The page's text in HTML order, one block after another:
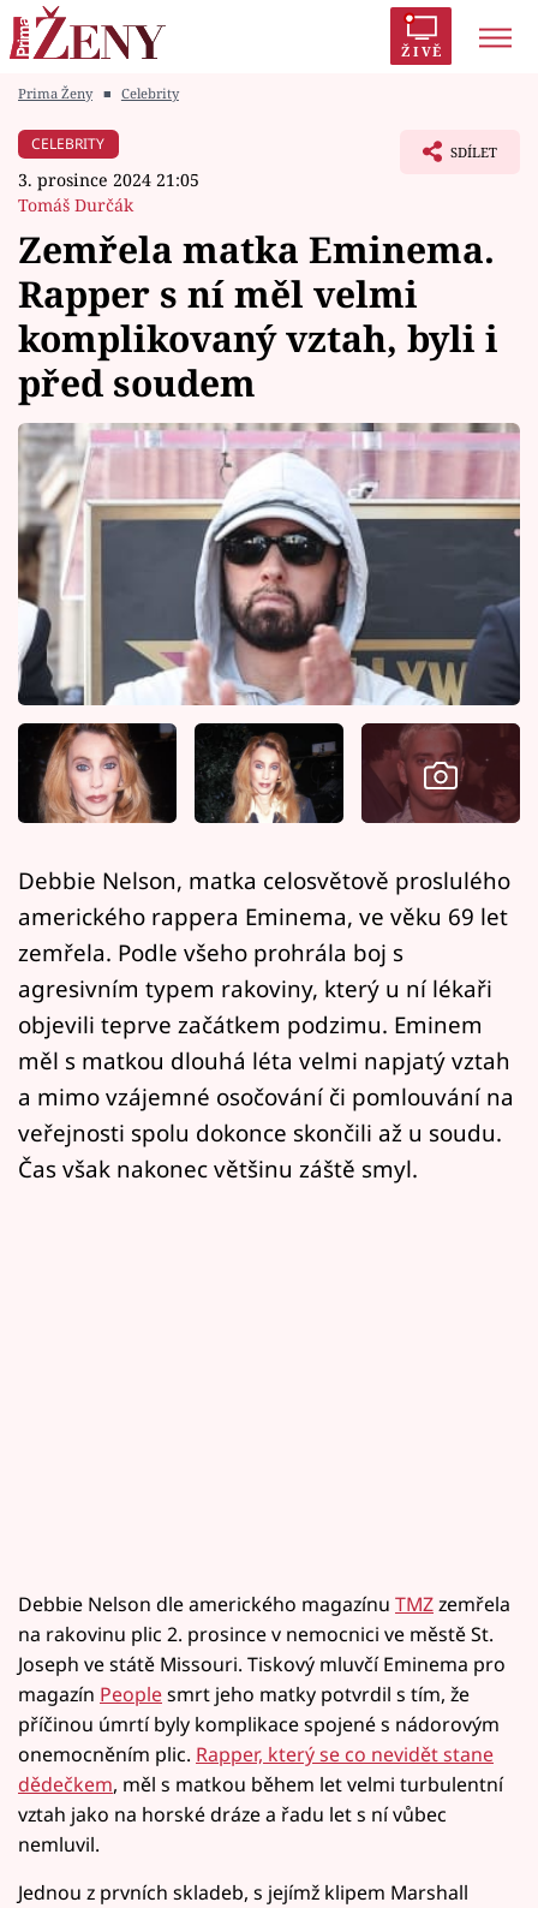
ŽIVĚ
Módní alarm
Témata
Celebrity
Vztahy
Seriály
Horoskopy
Sledujte prima+
Filmový festival Karlovy Vary
Pořady
Mámy sobě
Sledujte nás
Prima Ženy ■ Celebrity
CELEBRITY
3. prosince 2024 21:05
Tomáš Durčák
SDÍLET
Zemřela matka Eminema.
Rapper s ní měl velmi
komplikovaný vztah, byli i
před soudem
Debbie Nelson, matka celosvětově proslulého
amerického rappera Eminema, ve věku 69 let
zemřela. Podle všeho prohrála boj s
agresivním typem rakoviny, který u ní lékaři
objevili teprve začátkem podzimu. Eminem
měl s matkou dlouhá léta velmi napjatý vztah
a mimo vzájemné osočování či pomlouvání na
veřejnosti spolu dokonce skončili až u soudu.
Čas však nakonec většinu záště smyl.
Debbie Nelson dle amerického magazínu TMZzemřela
na rakovinu plic 2. prosince v nemocnici ve městě St.
Joseph ve státě Missouri. Tiskový mluvčí Eminema pro
magazín Peoplesmrt jeho matky potvrdil s tím, že
příčinou úmrtí byly komplikace spojené s nádorovým
onemocněním plic. Rapper, který se co nevidět stane
dědečkem, měl s matkou během let velmi turbulentní
vztah jako na horské dráze a řadu let s ní vůbec
nemluvil.
Jednou z prvních skladeb, s jejímž klipem Marshall